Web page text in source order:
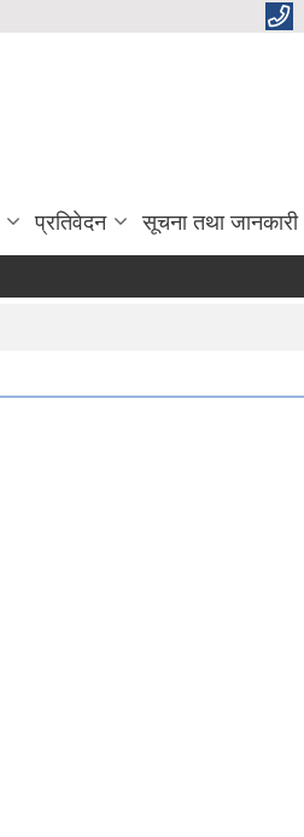
प्रतिवेदन सूचना तथा जानकारी